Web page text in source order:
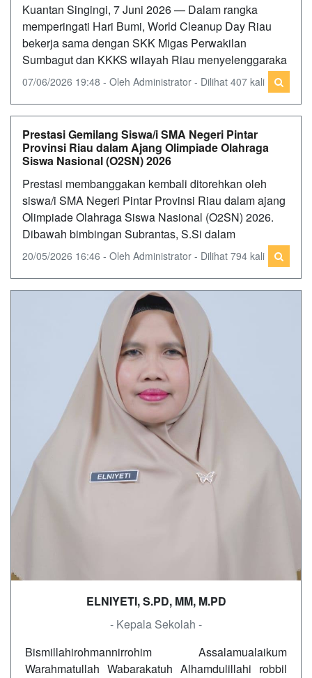
Kuantan Singingi, 7 Juni 2026 — Dalam rangka
memperingati Hari Bumi, World Cleanup Day Riau
bekerja sama dengan SKK Migas Perwakilan
Sumbagut dan KKKS wilayah Riau menyelenggaraka
07/06/2026 19:48 - Oleh Administrator - Dilihat 407 kali
Prestasi Gemilang Siswa/i SMA Negeri Pintar
Provinsi Riau dalam Ajang Olimpiade Olahraga
Siswa Nasional (O2SN) 2026
Prestasi membanggakan kembali ditorehkan oleh
siswa/i SMA Negeri Pintar Provinsi Riau dalam ajang
Olimpiade Olahraga Siswa Nasional (O2SN) 2026.
Dibawah bimbingan Subrantas, S.Si dalam
20/05/2026 16:46 - Oleh Administrator - Dilihat 794 kali
ELNIYETI, S.PD, MM, M.PD
- Kepala Sekolah -
Bismillahirohmannirrohim Assalamualaikum
Warahmatullah Wabarakatuh Alhamdulillahi robbil